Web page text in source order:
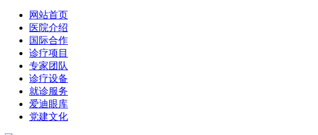
网站首页
医院介绍
国际合作
诊疗项目
专家团队
诊疗设备
就诊服务
爱迪眼库
党建文化